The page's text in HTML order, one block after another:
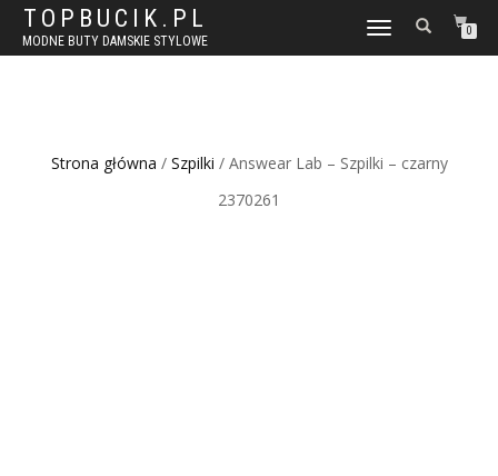
TOPBUCIK.PL
MODNE BUTY DAMSKIE STYLOWE
WŁĄCZ
NAWIGACJĘ
0
Strona główna / Szpilki / Answear Lab – Szpilki – czarny
2370261